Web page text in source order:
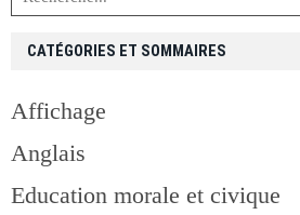
CATÉGORIES ET SOMMAIRES
Affichage
Anglais
Education morale et civique